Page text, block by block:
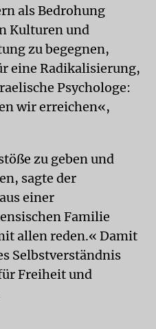
als Bedrohung
Kulturen und
zu begegnen,
eine Radikalisierung,
Psychologe:
wir erreichen«,
zu geben und
sagte der
einer
Familie
allen reden.« Damit
Selbstverständnis
Freiheit und